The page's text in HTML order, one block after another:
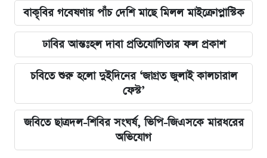
বাকৃবির গবেষণায় পাঁচ দেশি মাছে মিলল মাইক্রোপ্লাস্টিক
ঢাবির আন্তঃহল দাবা প্রতিযোগিতার ফল প্রকাশ
চবিতে শুরু হলো দুইদিনের ‘জাগ্রত জুলাই কালচারাল
ফেস্ট’
জবিতে ছাত্রদল-শিবির সংঘর্ষ, ভিপি-জিএসকে মারধরের
অভিযোগ